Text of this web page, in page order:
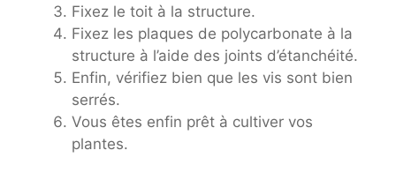
Fixez le toit à la structure.
Fixez les plaques de polycarbonate à la
structure à l’aide des joints d’étanchéité.
Enfin, vérifiez bien que les vis sont bien
serrés.
Vous êtes enfin prêt à cultiver vos
plantes.